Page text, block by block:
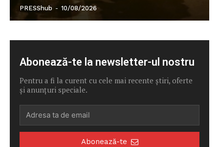
PRESShub - 10/08/2026
Abonează-te la newsletter-ul nostru
Pentru a fi la curent cu cele mai recente știri, oferte
și anunțuri speciale.
Abonează-te